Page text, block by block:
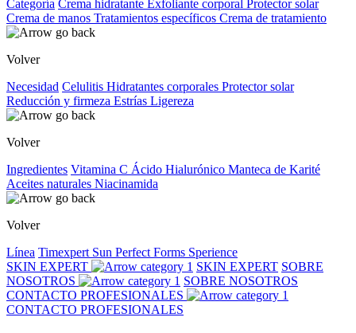
Categoría Crema hidratante Exfoliante corporal
Protector solar
Crema de manos Tratamientos específicos Crema de tratamiento
Volver
Necesidad Celulitis Hidratantes corporales Protector solar
Reducción y firmeza Estrías Ligereza
Volver
Ingredientes Vitamina C Ácido Hialurónico Manteca de Karité
Aceites naturales Niacinamida
Volver
Línea Timexpert Sun Perfect Forms Sperience
SKIN EXPERT
SKIN EXPERT SOBRE
NOSOTROS
SOBRE NOSOTROS
CONTACTO PROFESIONALES
CONTACTO PROFESIONALES